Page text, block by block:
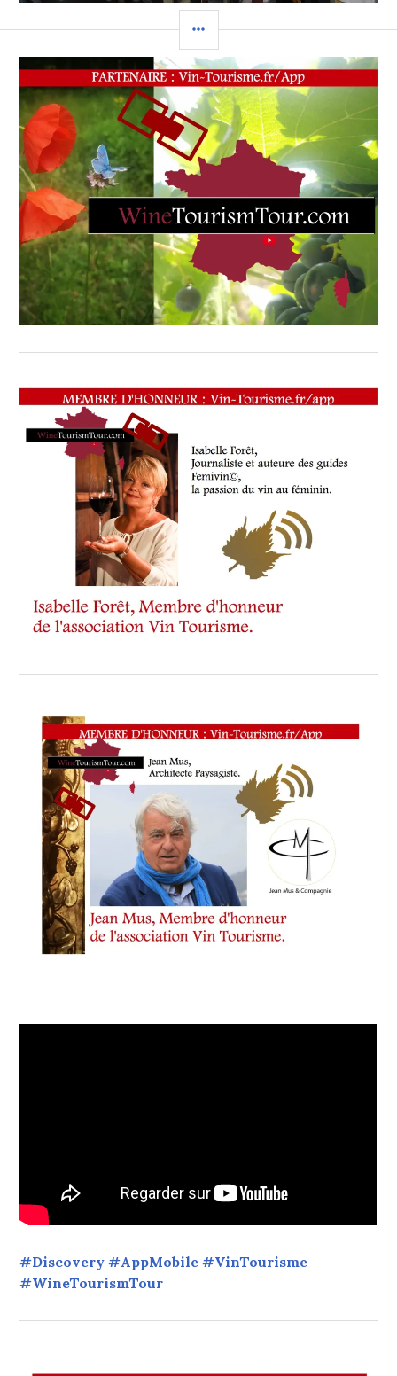
LATÉRALE
#Discovery #AppMobile #VinTourisme
#WineTourismTour